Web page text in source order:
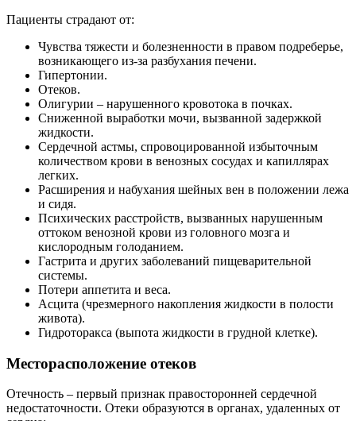
Пациенты страдают от:
Чувства тяжести и болезненности в правом подреберье,
возникающего из-за разбухания печени.
Гипертонии.
Отеков.
Олигурии – нарушенного кровотока в почках.
Сниженной выработки мочи, вызванной задержкой
жидкости.
Сердечной астмы, спровоцированной избыточным
количеством крови в венозных сосудах и капиллярах
легких.
Расширения и набухания шейных вен в положении лежа
и сидя.
Психических расстройств, вызванных нарушенным
оттоком венозной крови из головного мозга и
кислородным голоданием.
Гастрита и других заболеваний пищеварительной
системы.
Потери аппетита и веса.
Асцита (чрезмерного накопления жидкости в полости
живота).
Гидроторакса (выпота жидкости в грудной клетке).
Месторасположение отеков
Отечность – первый признак правосторонней сердечной
недостаточности. Отеки образуются в органах, удаленных от